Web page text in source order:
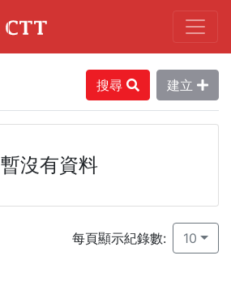
搜尋 建立
暫沒有資料
每頁顯示紀錄數: 10